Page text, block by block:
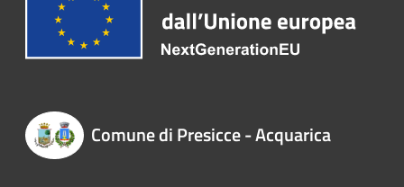
Comune di Presicce - Acquarica